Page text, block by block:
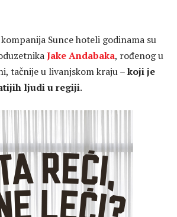
Sunce hoteli godinama su
Jake Andabaka, rođenog u
tačnije u livanjskom kraju –koji je
ljudi u regiji.